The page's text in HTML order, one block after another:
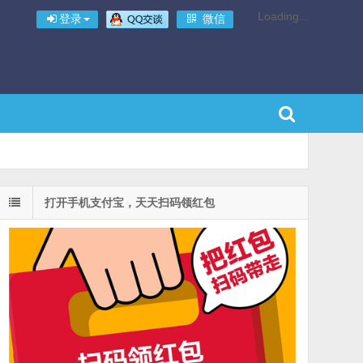
登录 微信 Loading...
打开手机支付宝，天天扫码领红包